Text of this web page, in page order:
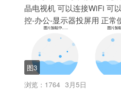
示出来，它是您在本网
户名（账号）是不允许
喜欢并能牢记的账号。2
现实生活里的人名一样。
的快乐每一天。怎么登录
站用户后，你就可以使
中心了，跟着我们来看看
页→点击右上角“登录”2
录”。3、恭喜您登陆成
随你开心。我的密码忘
晶电视机 可以连接WiFi 可
控-办公-显示器投屏用 正常
图3
浏览：1764 3月5日